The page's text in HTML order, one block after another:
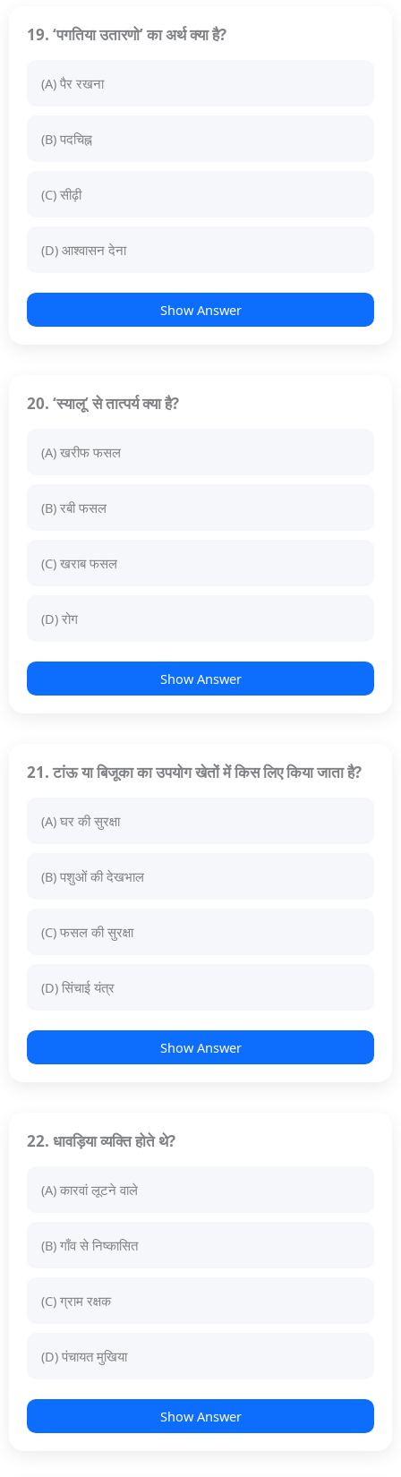
19. ‘पगतिया उतारणो’ का अर्थ क्या है?
(A) पैर रखना
(B) पदचिह्न
(C) सीढ़ी
(D) आश्वासन देना
Show Answer
20. ‘स्यालू’ से तात्पर्य क्या है?
(A) खरीफ फसल
(B) रबी फसल
(C) खराब फसल
(D) रोग
Show Answer
21. टांऊ या बिजूका का उपयोग खेतों में किस लिए किया जाता है?
(A) घर की सुरक्षा
(B) पशुओं की देखभाल
(C) फसल की सुरक्षा
(D) सिंचाई यंत्र
Show Answer
22. धावड़िया व्यक्ति होते थे?
(A) कारवां लूटने वाले
(B) गाँव से निष्कासित
(C) ग्राम रक्षक
(D) पंचायत मुखिया
Show Answer